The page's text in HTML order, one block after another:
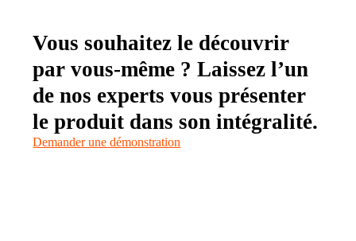
Vous souhaitez le découvrir
par vous-même ? Laissez l’un
de nos experts vous présenter
le produit dans son intégralité.
Demander une démonstration